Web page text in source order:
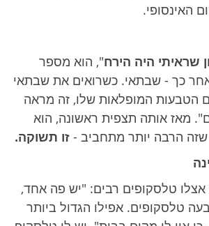
האינסופי.
שראיתי היה הירח", הוא מספר
כך - שבתאי. כשרואים את שבתאי
הטבעות המופלאות שלו, זה מראה
מאז אותה תצפית ראשונה, הוא
הרבה יותר מתחביב - זו תשוקה.
טלסקופים רבים: "יש פה אחד,
טלסקופים. אפילו הגדול ביותר